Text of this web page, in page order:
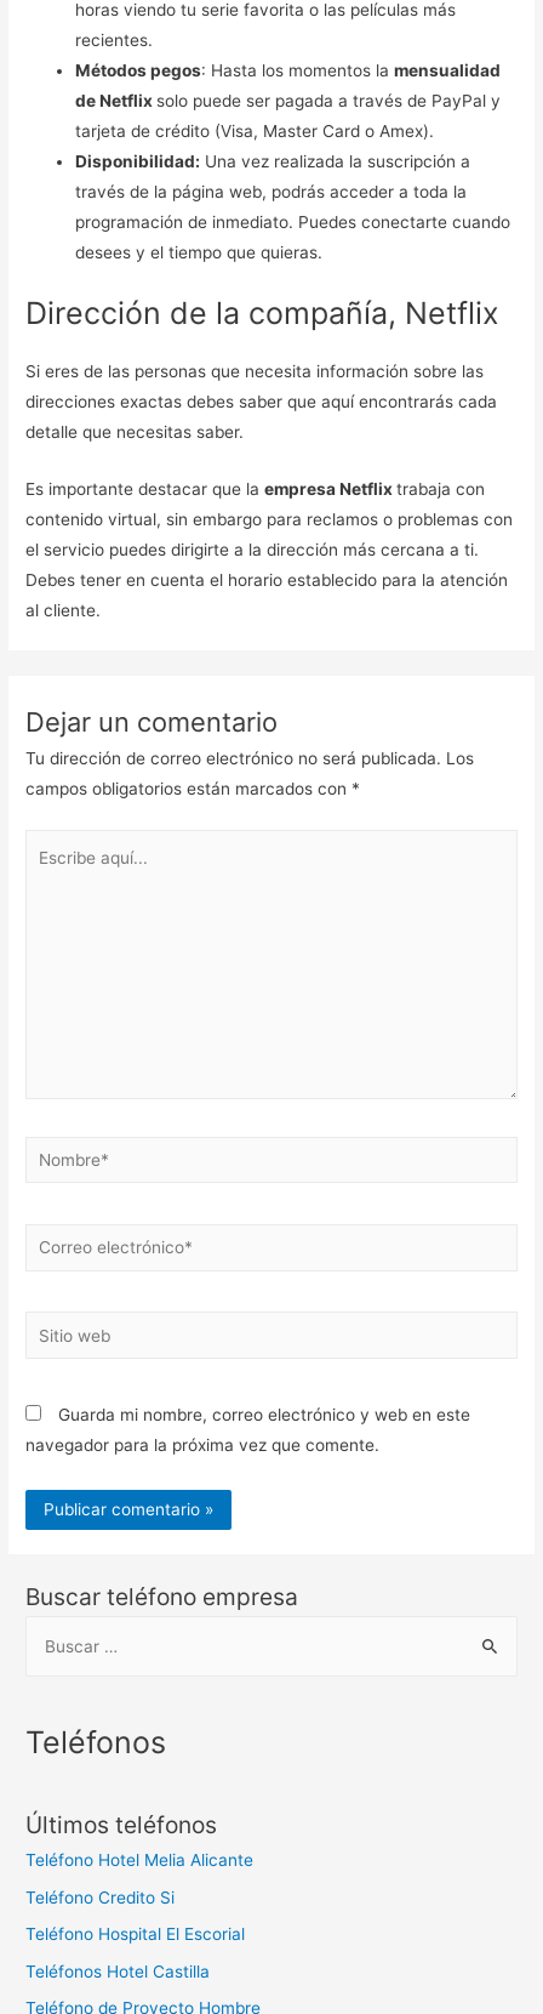
horas viendo tu serie favorita o las películas más
recientes.
Métodos pegos: Hasta los momentos lamensualidad
de Netflix solo puede ser pagada a través de PayPal y
tarjeta de crédito (Visa, Master Card o Amex).
Disponibilidad: Una vez realizada la suscripción a
través de la página web, podrás acceder a toda la
programación de inmediato. Puedes conectarte cuando
desees y el tiempo que quieras.
Dirección de la compañía, Netflix
Si eres de las personas que necesita información sobre las
direcciones exactas debes saber que aquí encontrarás cada
detalle que necesitas saber.
Es importante destacar que laempresa Netflixtrabaja con
contenido virtual, sin embargo para reclamos o problemas con
el servicio puedes dirigirte a la dirección más cercana a ti.
Debes tener en cuenta el horario establecido para la atención
al cliente.
Dejar un comentario
Tu dirección de correo electrónico no será publicada. Los
campos obligatorios están marcados con *
Nombre*
Correo
Sitio
Guarda mi nombre, correo electrónico y web en este
navegador para la próxima vez que comente.
Buscar teléfono empresa
c
:
Teléfonos
Últimos teléfonos
Teléfono Hotel Melia Alicante
Teléfono Credito Si
Teléfono Hospital El Escorial
Teléfonos Hotel Castilla
Teléfono de Proyecto Hombre